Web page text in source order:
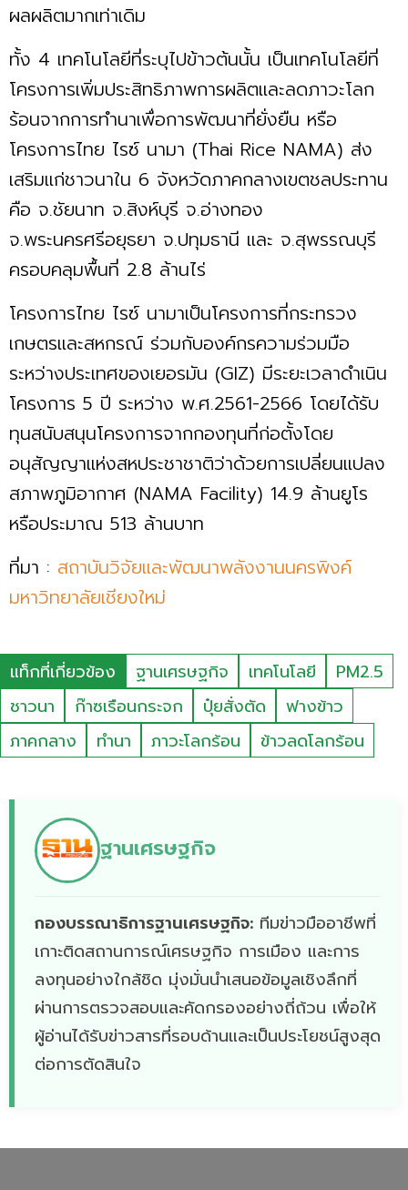
ผลผลิตมากเท่าเดิม
ทั้ง 4 เทคโนโลยีที่ระบุไปข้าวต้นนั้น เป็นเทคโนโลยีที่
โครงการเพิ่มประสิทธิภาพการผลิตและลดภาวะโลก
ร้อนจากการทำนาเพื่อการพัฒนาที่ยั่งยืน หรือ
โครงการไทย ไรซ์ นามา (Thai Rice NAMA) ส่ง
เสริมแก่ชาวนาใน 6 จังหวัดภาคกลางเขตชลประทาน
คือ จ.ชัยนาท จ.สิงห์บุรี จ.อ่างทอง
จ.พระนครศรีอยุธยา จ.ปทุมธานี และ จ.สุพรรณบุรี
ครอบคลุมพื้นที่ 2.8 ล้านไร่
โครงการไทย ไรซ์ นามาเป็นโครงการที่กระทรวง
เกษตรและสหกรณ์ ร่วมกับองค์กรความร่วมมือ
ระหว่างประเทศของเยอรมัน (GIZ) มีระยะเวลาดำเนิน
โครงการ 5 ปี ระหว่าง พ.ศ.2561-2566 โดยได้รับ
ทุนสนับสนุนโครงการจากกองทุนที่ก่อตั้งโดย
อนุสัญญาแห่งสหประชาชาติว่าด้วยการเปลี่ยนแปลง
สภาพภูมิอากาศ (NAMA Facility) 14.9 ล้านยูโร
หรือประมาณ 513 ล้านบาท
ที่มา : สถาบันวิจัยและพัฒนาพลังงานนครพิงค์
มหาวิทยาลัยเชียงใหม่
แท็กที่เกี่ยวข้อง ฐานเศรษฐกิจ เทคโนโลยี
PM2.5
ชาวนา
ก๊าซเรือนกระจก ปุ๋ยสั่งตัด
ฟางข้าว
ภาคกลาง
ทำนา ภาวะโลกร้อน ข้าวลดโลกร้อน
ฐานเศรษฐกิจ
กองบรรณาธิการฐานเศรษฐกิจ: ทีมข่าวมืออาชีพที่
เกาะติดสถานการณ์เศรษฐกิจ การเมือง และการ
ลงทุนอย่างใกล้ชิด มุ่งมั่นนำเสนอข้อมูลเชิงลึกที่
ผ่านการตรวจสอบและคัดกรองอย่างถี่ถ้วน เพื่อให้
ผู้อ่านได้รับข่าวสารที่รอบด้านและเป็นประโยชน์สูงสุด
ต่อการตัดสินใจ